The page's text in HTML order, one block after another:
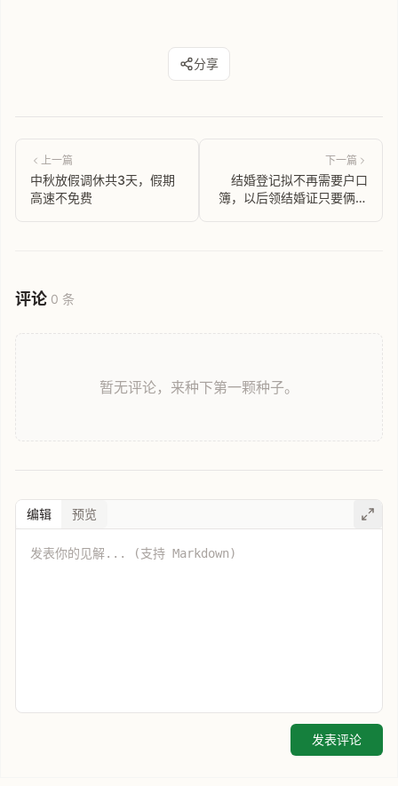
分享
上一篇
中秋放假调休共3天，假期
高速不免费
下一篇
结婚登记拟不再需要户口
簿，以后领结婚证只要俩人
评论 0 条
暂无评论，来种下第一颗种子。
编辑 预览
发表评论